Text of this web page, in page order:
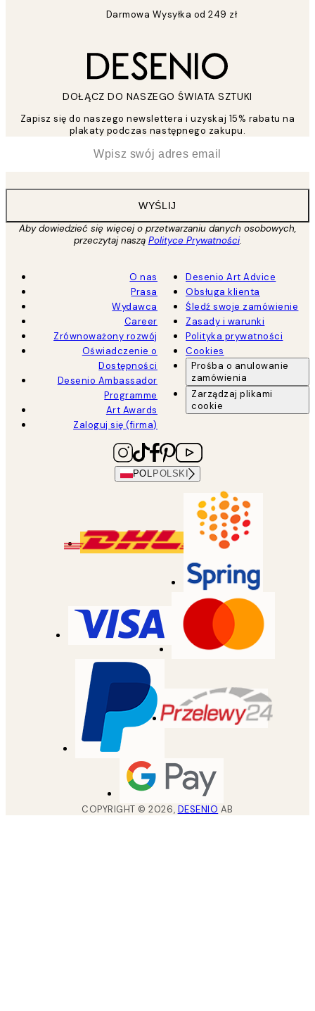
Darmowa Wysyłka od 249 zł
DOŁĄCZ DO NASZEGO ŚWIATA SZTUKI
Zapisz się do naszego newslettera i uzyskaj 15% rabatu na
plakaty podczas następnego zakupu.
WYŚLIJ
Aby dowiedzieć się więcej o przetwarzaniu danych osobowych,
przeczytaj naszą Polityce Prywatności.
O nas
Prasa
Wydawca
Career
Zrównoważony rozwój
Oświadczenie o
Dostępności
Desenio Ambassador
Programme
Art Awards
Zaloguj się (firma)
Desenio Art Advice
Obsługa klienta
Śledź swoje zamówienie
Zasady i warunki
Polityka prywatności
Cookies
Prośba o anulowanie
zamówienia
Zarządzaj plikami
cookie
POL POLSKI
COPYRIGHT ©2026, DESENIO AB